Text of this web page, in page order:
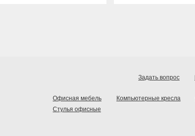
Задать вопрос
Офисная мебель Компьютерные кресла
Стулья офисные